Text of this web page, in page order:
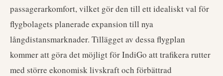
passagerarkomfort, vilket gör den till ett idealiskt val för
flygbolagets planerade expansion till nya
långdistansmarknader. Tillägget av dessa flygplan
kommer att göra det möjligt för IndiGo att trafikera rutter
med större ekonomisk livskraft och förbättrad